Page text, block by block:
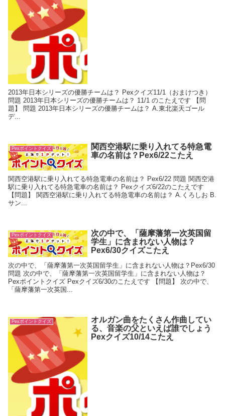
2013年日本シリーズの優勝チームは？ Pexクイズ11/1（おまけつき）
問題 2013年日本シリーズの優勝チームは？ 11/1 のこたえです 【問
題】 問題 2013年日本シリーズの優勝チームは？ A.東北楽天ゴール
デ...
Pexポイントクイズ
関西空港駅に乗り入れてる特急電
車の名前は？Pex6/22こたえ
関西空港駅に乗り入れてる特急電車の名前は？ Pex6/22 問題 関西空港
駅に乗り入れてる特急電車の名前は？ Pexクイズ6/22のこたえです
【問題】 関西空港駅に乗り入れてる特急電車の名前は？ A.くろしお B.
サン...
Pexポイントクイズ
次の中で、「薩摩藩第一次英国留
学生」に含まれない人物は？
Pex6/30クイズこたえ
次の中で、「薩摩藩第一次英国留学生」に含まれない人物は？Pex6/30
問題 次の中で、「薩摩藩第一次英国留学生」に含まれない人物は？
Pexポイントクイズ Pexクイズ6/30のこたえです 【問題】 次の中で、
「薩摩藩第一次英国...
Pexポイントクイズ
オルガン曲をたくさん作曲してい
る、音楽の父といえば誰でしょう
Pexクイズ10/14こたえ